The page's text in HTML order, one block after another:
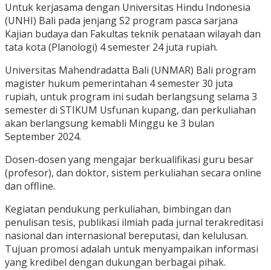
Untuk kerjasama dengan Universitas Hindu Indonesia
(UNHI) Bali pada jenjang S2 program pasca sarjana
Kajian budaya dan Fakultas teknik penataan wilayah dan
tata kota (Planologi) 4 semester 24 juta rupiah.
Universitas Mahendradatta Bali (UNMAR) Bali program
magister hukum pemerintahan 4 semester 30 juta
rupiah, untuk program ini sudah berlangsung selama 3
semester di STIKUM Usfunan kupang, dan perkuliahan
akan berlangsung kemabli Minggu ke 3 bulan
September 2024.
Dosen-dosen yang mengajar berkualifikasi guru besar
(profesor), dan doktor, sistem perkuliahan secara online
dan offline.
Kegiatan pendukung perkuliahan, bimbingan dan
penulisan tesis, publikasi ilmiah pada jurnal terakreditasi
nasional dan internasional bereputasi, dan kelulusan.
Tujuan promosi adalah untuk menyampaikan informasi
yang kredibel dengan dukungan berbagai pihak.